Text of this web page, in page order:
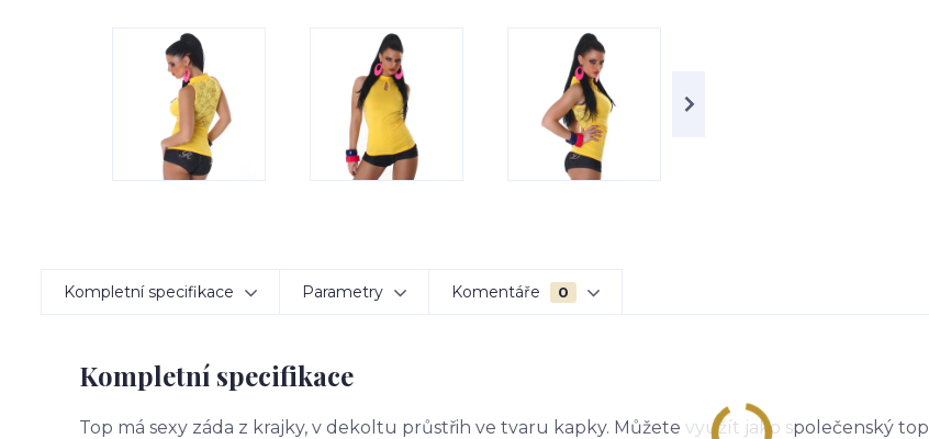
Kompletní specifikace Parametry Komentáře 0
Kompletní specifikace
Top má sexy záda z krajky, v dekoltu průstřih ve tvaru kapky. Můžete využít jako společenský top